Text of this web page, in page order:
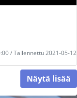
/ Tallennettu 2021-05-12
Näytä lisää